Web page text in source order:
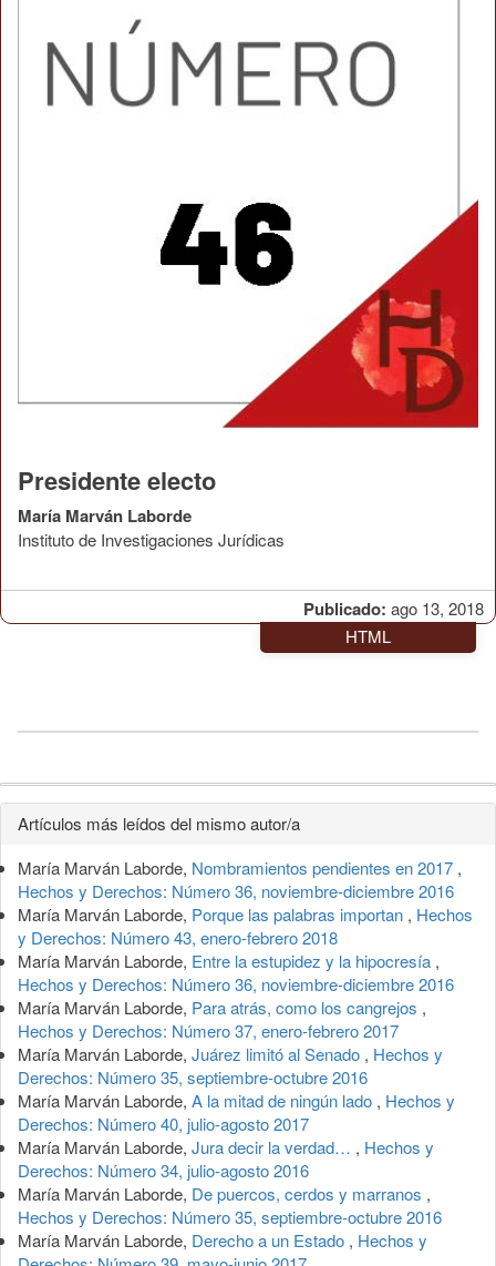
Publicado: ago 13, 2018
Presidente electo
María Marván Laborde
Instituto de Investigaciones Jurídicas
HTML
Detalles
del
artículo
Artículos más leídos del mismo autor/a
María Marván Laborde, Nombramientos pendientes en 2017 ,
Hechos y Derechos: Número 36, noviembre-diciembre 2016
María Marván Laborde, Porque las palabras importan , Hechos
y Derechos: Número 43, enero-febrero 2018
María Marván Laborde, Entre la estupidez y la hipocresía ,
Hechos y Derechos: Número 36, noviembre-diciembre 2016
María Marván Laborde, Para atrás, como los cangrejos ,
Hechos y Derechos: Número 37, enero-febrero 2017
María Marván Laborde, Juárez limitó al Senado , Hechos y
Derechos: Número 35, septiembre-octubre 2016
María Marván Laborde, A la mitad de ningún lado , Hechos y
Derechos: Número 40, julio-agosto 2017
María Marván Laborde, Jura decir la verdad… , Hechos y
Derechos: Número 34, julio-agosto 2016
María Marván Laborde, De puercos, cerdos y marranos ,
Hechos y Derechos: Número 35, septiembre-octubre 2016
María Marván Laborde, Derecho a un Estado , Hechos y